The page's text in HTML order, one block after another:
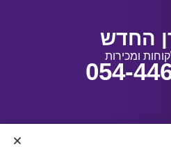
החדש
ומכירות
054-